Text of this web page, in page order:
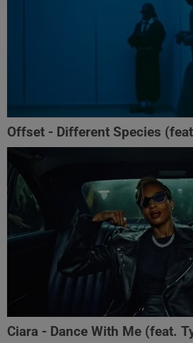
Offset - Different Species
Ciara - Dance With Me (feat.